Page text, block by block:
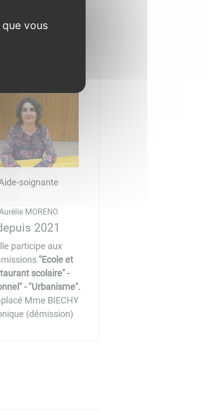
soignante
MORENO
2021
participe aux
"Ecole et
scolaire" -
- "Urbanisme".
Mme BIECHY
(démission)
vous